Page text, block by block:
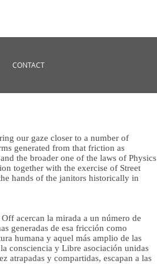
CONTACT
our gaze closer to a number of
generated from that friction as
the broader one of the laws of Physics
together with the exercise of Street
hands of the janitors historically in
acercan la mirada a un número de
generadas de esa fricción como
humana y aquel más amplio de las
consciencia y Libre asociación unidas
atrapadas y compartidas, escapan a las